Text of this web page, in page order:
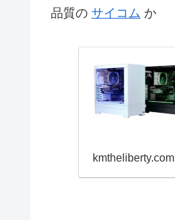
品質の サイコム か
kmtheliberty.com